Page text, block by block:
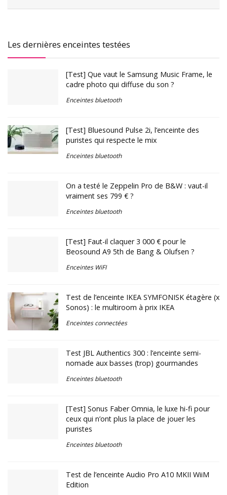
Les dernières enceintes testées
[Test] Que vaut le Samsung Music Frame, le
cadre photo qui diffuse du son ?
Enceintes bluetooth
[Test] Bluesound Pulse 2i, l’enceinte des
puristes qui respecte le mix
Enceintes bluetooth
On a testé le Zeppelin Pro de B&W : vaut-il
vraiment ses 799 € ?
Enceintes bluetooth
[Test] Faut-il claquer 3 000 € pour le
Beosound A9 5th de Bang & Olufsen ?
Enceintes WiFI
Test de l’enceinte IKEA SYMFONISK étagère (x
Sonos) : le multiroom à prix IKEA
Enceintes connectées
Test JBL Authentics 300 : l’enceinte semi-
nomade aux basses (trop) gourmandes
Enceintes bluetooth
[Test] Sonus Faber Omnia, le luxe hi-fi pour
ceux qui n’ont plus la place de jouer les
puristes
Enceintes bluetooth
Test de l’enceinte Audio Pro A10 MKII WiiM
Edition